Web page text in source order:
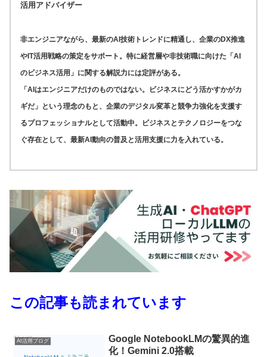
活用アドバイザー
非エンジニアながら、最新のAI技術トレンドに精通し、企業のDX推進
やIT活用戦略の策定をサポート。特に経営層や非技術職に向けた「AI
のビジネス活用」に関する解説力には定評がある。
「AIはエンジニアだけのものではない。ビジネスにどう活かすかがカ
ギだ」という理念のもと、企業のデジタル変革と競争力強化を支援す
るプロフェッショナルとして活動中。ビジネスとテクノロジーをつな
ぐ存在として、最新AI動向の普及と活用支援に力を入れている。
この記事も読まれています
AI活用ブログ
Google NotebookLMの驚異的進
化！Gemini 2.0搭載